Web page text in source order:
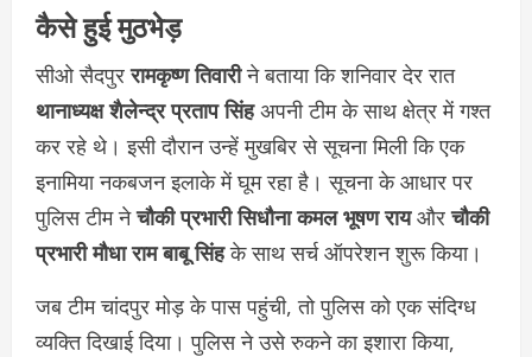
कैसे हुई मुठभेड़
सीओ सैदपुररामकृष्ण तिवारीने बताया कि शनिवार देर रात
थानाध्यक्ष शैलेन्द्र प्रताप सिंहअपनी टीम के साथ क्षेत्र में गश्त
कर रहे थे। इसी दौरान उन्हें मुखबिर से सूचना मिली कि एक
इनामिया नकबजन इलाके में घूम रहा है। सूचना के आधार पर
पुलिस टीम नेचौकी प्रभारी सिधौना कमल भूषण रायऔरचौकी
प्रभारी मौधा राम बाबू सिंहके साथ सर्च ऑपरेशन शुरू किया।
जब टीम चांदपुर मोड़ के पास पहुंची, तो पुलिस को एक संदिग्ध
व्यक्ति दिखाई दिया। पुलिस ने उसे रुकने का इशारा किया,